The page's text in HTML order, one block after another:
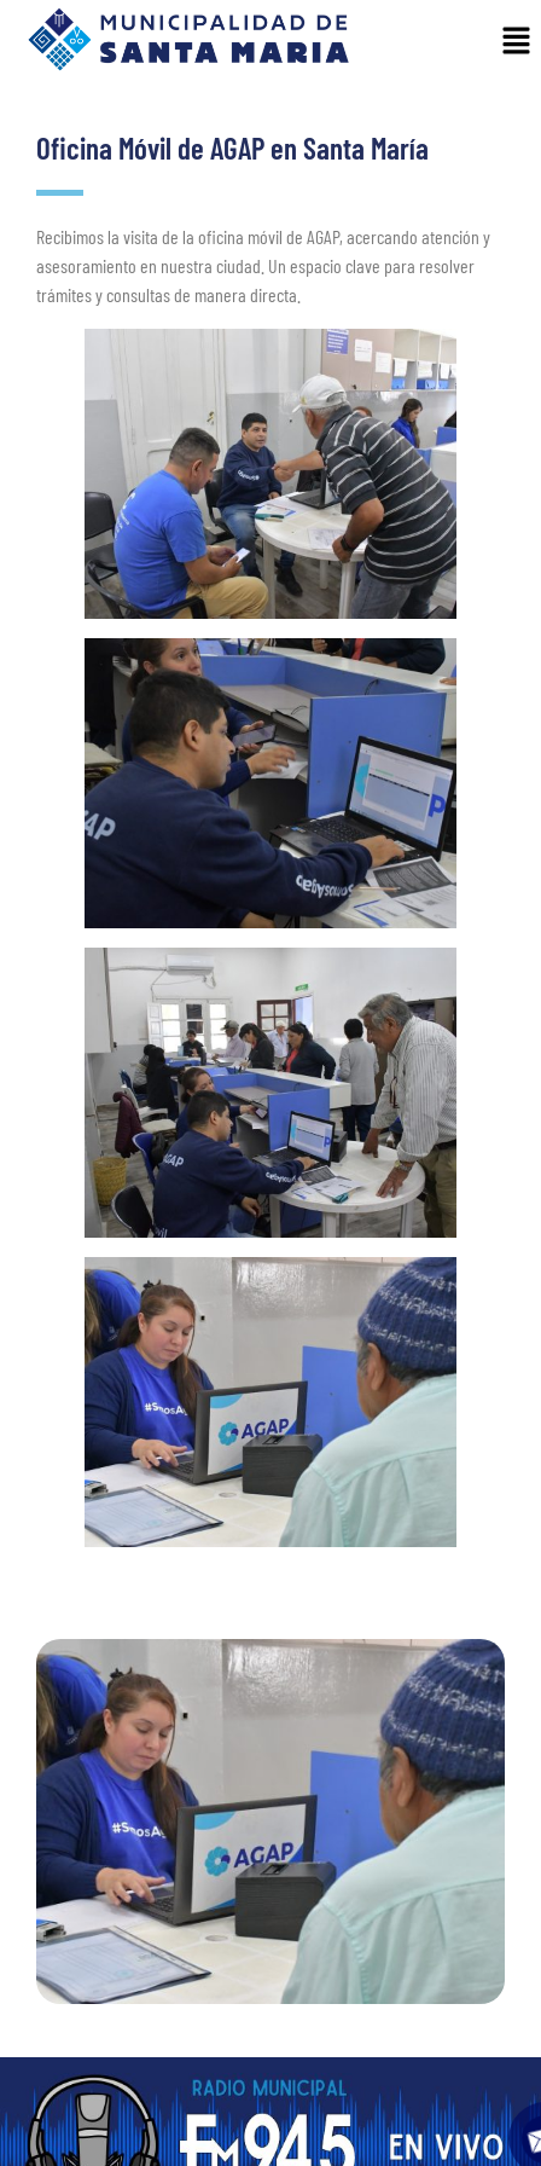
Oficina Móvil de AGAP en Santa María
Recibimos la visita de la oficina móvil de AGAP, acercando atención y
asesoramiento en nuestra ciudad. Un espacio clave para resolver
trámites y consultas de manera directa.